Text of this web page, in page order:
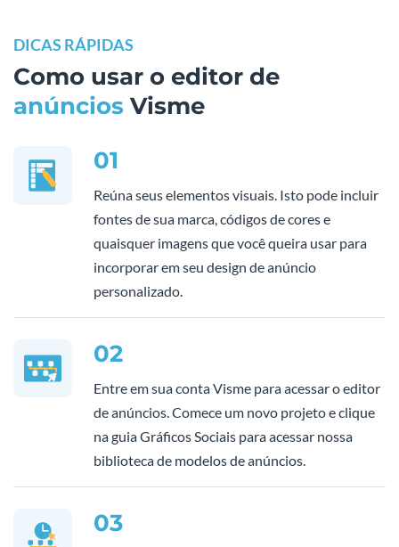
DICAS RÁPIDAS
Como usar o editor de
anúncios Visme
01
Reúna seus elementos visuais. Isto pode incluir
fontes de sua marca, códigos de cores e
quaisquer imagens que você queira usar para
incorporar em seu design de anúncio
personalizado.
02
Entre em sua conta Visme para acessar o editor
de anúncios. Comece um novo projeto e clique
na guia Gráficos Sociais para acessar nossa
biblioteca de modelos de anúncios.
03